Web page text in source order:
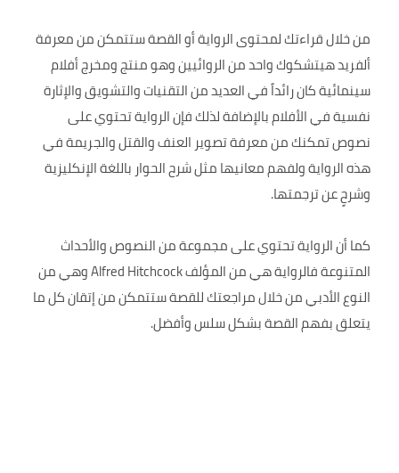
من خلال قراءتك لمحتوى الرواية أو القصة ستتمكن من معرفة
ألفريد هيتشكوك واحد من الروائيين وهو منتج ومخرج أفلام
سينمائية كان رائداً في العديد من التقنيات والتشويق والإثارة
نفسية في الأفلام بالإضافة لذلك فإن الرواية تحتوي على
نصوص تمكنك من معرفة تصوير العنف والقتل والجريمة في
هذه الرواية ولفهم معانيها مثل شرح الحوار باللغة الإنكليزية
وشرحٍ عن ترجمتها.
كما أن الرواية تحتوي على مجموعة من النصوص والأحداث
المتنوعة فالرواية هي من المؤلف Alfred Hitchcock وهي من
النوع الأدبي من خلال مراجعتك للقصة ستتمكن من إتقان كل ما
يتعلق بفهم القصة بشكل سلس وأفضل.